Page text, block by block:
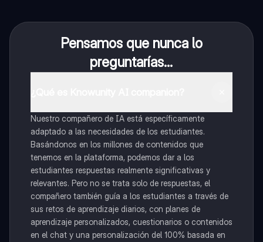
Pensamos que nunca lo
preguntarías...
Nuestro compañero de IA está específicamente
adaptado a las necesidades de los estudiantes.
Basándonos en los millones de contenidos que
tenemos en la plataforma, podemos dar a los
estudiantes respuestas realmente significativas y
relevantes. Pero no se trata solo de respuestas, el
compañero también guía a los estudiantes a través de
sus retos de aprendizaje diarios, con planes de
aprendizaje personalizados, cuestionarios o contenidos
en el chat y una personalización del 100% basada en